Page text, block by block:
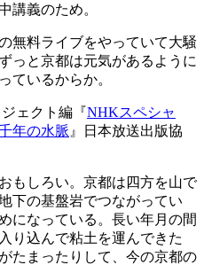
講義のため。
無料ライブをやっていて大騒
っと京都は元気があるように
ているからか。
ェクト編『NHKスペシャ
年の水脈 』日本放送出版協
もしろい。京都は四方を山で
下の基盤岩でつながってい
になっている。長い年月の間
り込んで粘土を運んできた
たまったりして、今の京都の